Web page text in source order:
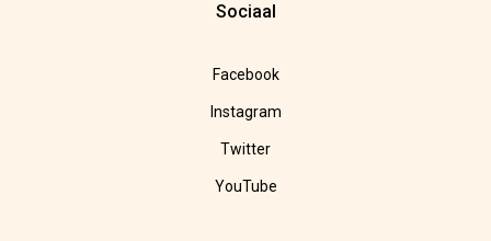
Sociaal
Facebook
Instagram
Twitter
YouTube